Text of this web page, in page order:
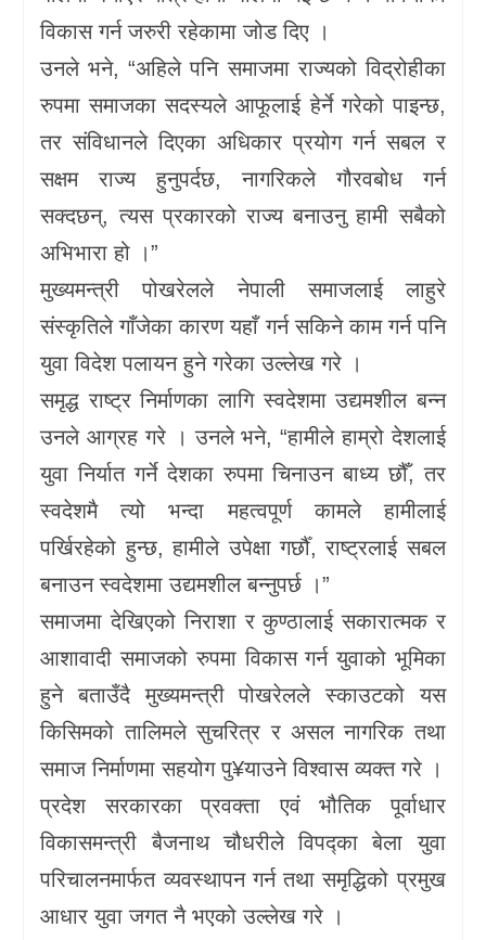
विकास गर्न जरुरी रहेकामा जोड दिए ।
उनले भने, “अहिले पनि समाजमा राज्यको विद्रोहीका
रुपमा समाजका सदस्यले आफूलाई हेर्ने गरेको पाइन्छ,
तर संविधानले दिएका अधिकार प्रयोग गर्न सबल र
सक्षम राज्य हुनुपर्दछ, नागरिकले गौरवबोध गर्न
सक्दछन्, त्यस प्रकारको राज्य बनाउनु हामी सबैको
अभिभारा हो ।”
मुख्यमन्त्री पोखरेलले नेपाली समाजलाई लाहुरे
संस्कृतिले गाँजेका कारण यहाँ गर्न सकिने काम गर्न पनि
युवा विदेश पलायन हुने गरेका उल्लेख गरे ।
समृद्ध राष्ट्र निर्माणका लागि स्वदेशमा उद्यमशील बन्न
उनले आग्रह गरे । उनले भने, “हामीले हाम्रो देशलाई
युवा निर्यात गर्ने देशका रुपमा चिनाउन बाध्य छौँ, तर
स्वदेशमै त्यो भन्दा महत्वपूर्ण कामले हामीलाई
पर्खिरहेको हुन्छ, हामीले उपेक्षा गर्छौँ, राष्ट्रलाई सबल
बनाउन स्वदेशमा उद्यमशील बन्नुपर्छ ।”
समाजमा देखिएको निराशा र कुण्ठालाई सकारात्मक र
आशावादी समाजको रुपमा विकास गर्न युवाको भूमिका
हुने बताउँदै मुख्यमन्त्री पोखरेलले स्काउटको यस
किसिमको तालिमले सुचरित्र र असल नागरिक तथा
समाज निर्माणमा सहयोग पु¥याउने विश्वास व्यक्त गरे ।
प्रदेश सरकारका प्रवक्ता एवं भौतिक पूर्वाधार
विकासमन्त्री बैजनाथ चौधरीले विपद्का बेला युवा
परिचालनमार्फत व्यवस्थापन गर्न तथा समृद्धिको प्रमुख
आधार युवा जगत नै भएको उल्लेख गरे ।